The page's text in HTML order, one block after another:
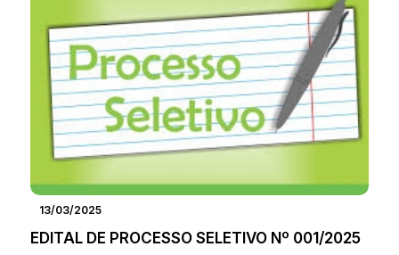
13/03/2025
EDITAL DE PROCESSO SELETIVO Nº 001/2025